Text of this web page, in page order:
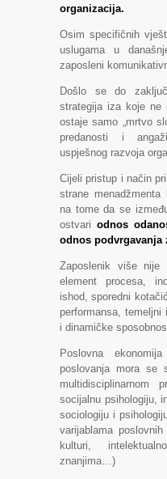
organizacija.
Osim specifičnih
uslugama u
zaposleni
Došlo se do
strategija iza koje ne
ostaje samo „mrtvo
predanosti i
uspješnog razvoja
Cijeli pristup i način
strane
na tome da se
ostvari odnos
odnos podvrgavanja
Zaposlenik više nije
element procesa,
ishod, sporedni
performansa, temeljni
i dinamičke
Poslovna
poslovanja mora se
multidisciplinarnom
socijalnu psihologiju,
sociologiju i
varijablama
kulturi,
znanjima…)